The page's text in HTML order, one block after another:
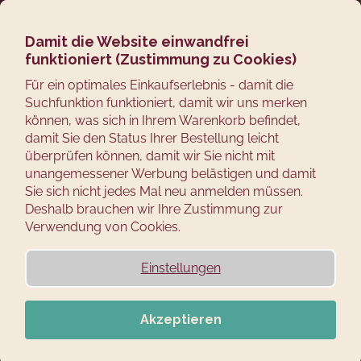
Damit die Website einwandfrei
funktioniert (Zustimmung zu Cookies)
Für ein optimales Einkaufserlebnis - damit die
Suchfunktion funktioniert, damit wir uns merken
können, was sich in Ihrem Warenkorb befindet,
damit Sie den Status Ihrer Bestellung leicht
überprüfen können, damit wir Sie nicht mit
unangemessener Werbung belästigen und damit
Sie sich nicht jedes Mal neu anmelden müssen.
Deshalb brauchen wir Ihre Zustimmung zur
Verwendung von Cookies.
Einstellungen
Akzeptieren
Zum
springen
GERÄUCHERTE
BÄRLAUCHBUTTER
EIN
FRÜHLINGSSCHMANKERL
MIT FEINEM RAUCH
UND WALDAROMA
MANCHE REZEPTE
KLINGEN ZU SCHLICHT,
Zurück
zum
W
a
u
c
h
e
n
S
?